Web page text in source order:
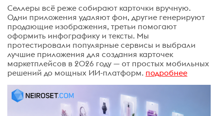
Селлеры всё реже собирают карточки вручную.
Одни приложения удаляют фон, другие генерируют
продающие изображения, третьи помогают
оформить инфографику и тексты. Мы
протестировали популярные сервисы и выбрали
лучшие приложения для создания карточек
маркетплейсов в 2026 году — от простых мобильных
решений до мощных ИИ-платформ. подробнее